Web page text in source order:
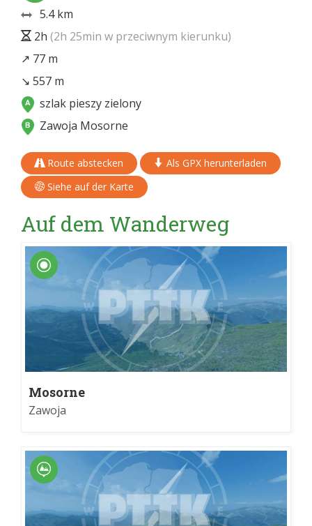
5.4 km
2h (2h 25min w przeciwnym kierunku)
↗ 77 m
↘ 557 m
szlak pieszy zielony
Zawoja Mosorne
Route abstecken
Als GPX herunterladen
Siehe auf der Karte
Auf dem Wanderweg
Mosorne
Zawoja